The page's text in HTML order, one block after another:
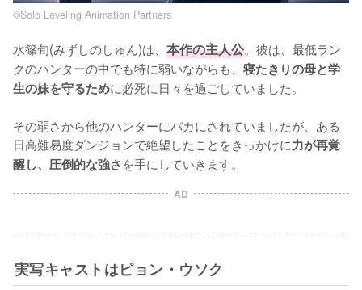
©Solo Leveling Animation Partners
水篠旬(みずしのしゅん)は、 本作の主人公。彼は、最低ラン
クのハンターの中でも特に弱いながらも、 寝たきりの母と学
生の妹を守るために必死に日々を過ごしていました。
その弱さから他のハンターにバカにされていましたが、ある
日高難易度ダンジョンで絶望したことをきっかけに力が再覚
醒し、圧倒的な強さを手にしていきます。
AD
実写キャストはピョン・ウソク